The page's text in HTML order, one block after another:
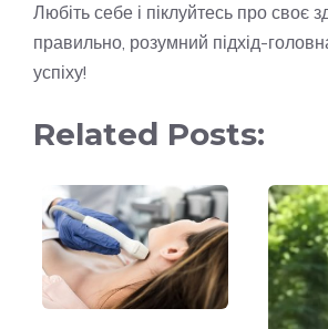
Любіть себе і піклуйтесь про своє
правильно, розумний підхід-
успіху!
Related Posts: